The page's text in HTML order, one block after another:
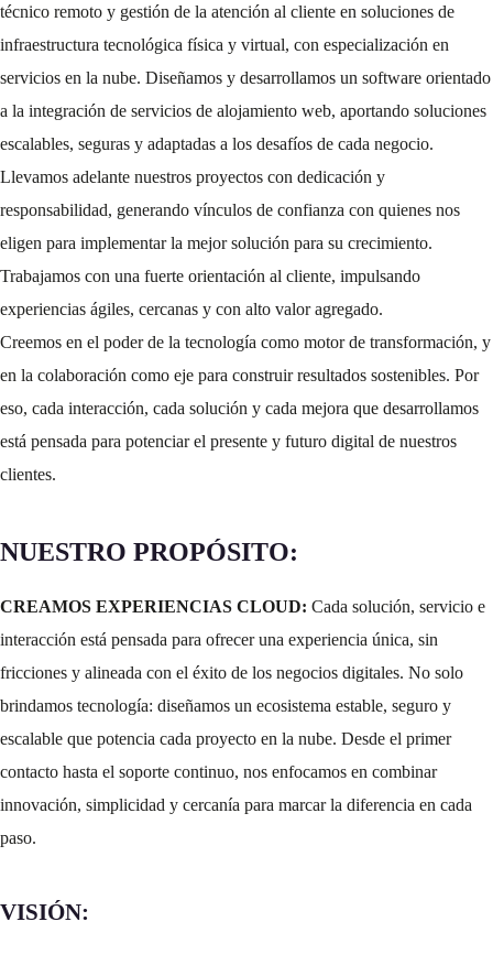
técnico remoto y gestión de la atención al cliente en soluciones de
infraestructura tecnológica física y virtual, con especialización en
servicios en la nube. Diseñamos y desarrollamos un software orientado
a la integración de servicios de alojamiento web, aportando soluciones
escalables, seguras y adaptadas a los desafíos de cada negocio.
Llevamos adelante nuestros proyectos con dedicación y
responsabilidad, generando vínculos de confianza con quienes nos
eligen para implementar la mejor solución para su crecimiento.
Trabajamos con una fuerte orientación al cliente, impulsando
experiencias ágiles, cercanas y con alto valor agregado.
Creemos en el poder de la tecnología como motor de transformación, y
en la colaboración como eje para construir resultados sostenibles. Por
eso, cada interacción, cada solución y cada mejora que desarrollamos
está pensada para potenciar el presente y futuro digital de nuestros
clientes.
NUESTRO PROPÓSITO:
CREAMOS EXPERIENCIAS CLOUD: Cada solución, servicio e
interacción está pensada para ofrecer una experiencia única, sin
fricciones y alineada con el éxito de los negocios digitales. No solo
brindamos tecnología: diseñamos un ecosistema estable, seguro y
escalable que potencia cada proyecto en la nube. Desde el primer
contacto hasta el soporte continuo, nos enfocamos en combinar
innovación, simplicidad y cercanía para marcar la diferencia en cada
paso.
VISIÓN: